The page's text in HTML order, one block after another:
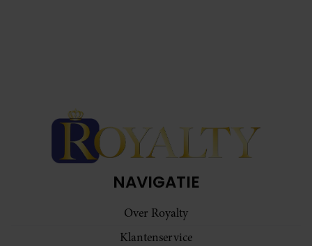
NAVIGATIE
Over Royalty
Klantenservice